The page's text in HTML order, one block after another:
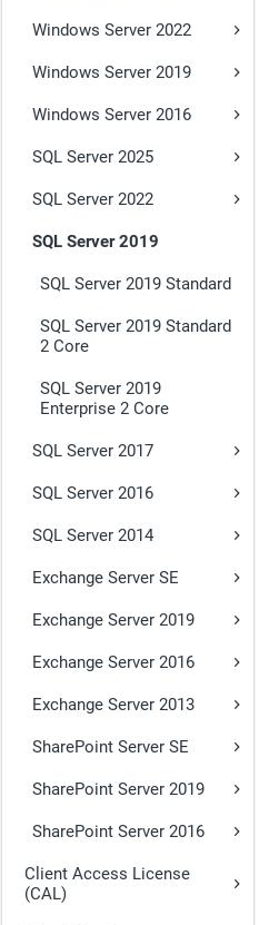
Windows Server 2022
Windows Server 2019
Windows Server 2016
SQL Server 2025
SQL Server 2022
SQL Server 2019
SQL Server 2019 Standard
SQL Server 2019 Standard
2 Core
SQL Server 2019
Enterprise 2 Core
SQL Server 2017
SQL Server 2016
SQL Server 2014
Exchange Server SE
Exchange Server 2019
Exchange Server 2016
Exchange Server 2013
SharePoint Server SE
SharePoint Server 2019
SharePoint Server 2016
Client Access License
(CAL)